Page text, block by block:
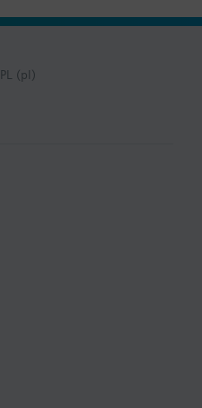
PL (pl)